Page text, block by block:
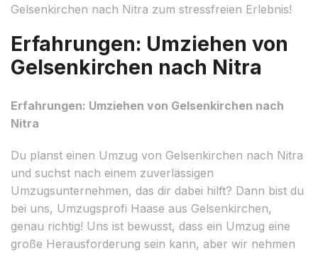
Gelsenkirchen nach Nitra zum stressfreien Erlebnis!
Erfahrungen: Umziehen von
Gelsenkirchen nach Nitra
Erfahrungen: Umziehen von Gelsenkirchen nach
Nitra
Du planst einen Umzug von Gelsenkirchen nach Nitra
und suchst nach einem zuverlässigen
Umzugsunternehmen, das dir dabei hilft? Dann bist du
bei uns, Umzugsprofi Haase aus Gelsenkirchen,
genau richtig! Uns ist bewusst, dass ein Umzug eine
große Herausforderung sein kann, aber wir nehmen